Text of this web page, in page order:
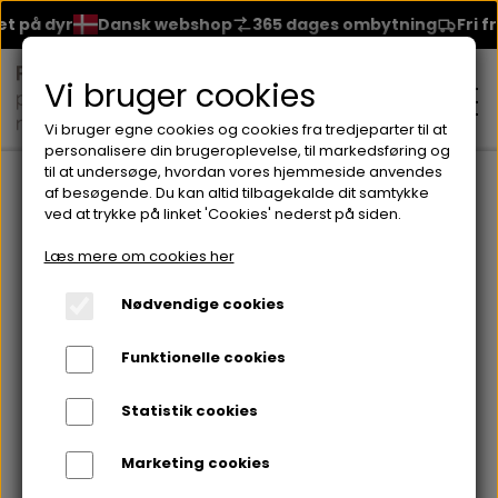
dyr Dansk webshop 365 dages ombytning Fri
MAKEUP
ANSIGT
FOUNDATION
BLUSH
BRYN
GEL
ØJNE
HUDPLEJE
ØJENCREME
HÅRPLEJE
SHAMPOO
Forside Lipliner Soft Line Waterproof Lip Pencil
Vi bruger cookies
Vi bruger egne cookies og cookies fra tredjeparter til at
personalisere din brugeroplevelse, til markedsføring og
til at undersøge, hvordan vores hjemmeside anvendes
af besøgende. Du kan altid tilbagekalde dit samtykke
ved at trykke på linket 'Cookies' nederst på siden.
Læs mere om cookies her
Nødvendige cookies
Funktionelle cookies
Statistik cookies
Marketing cookies